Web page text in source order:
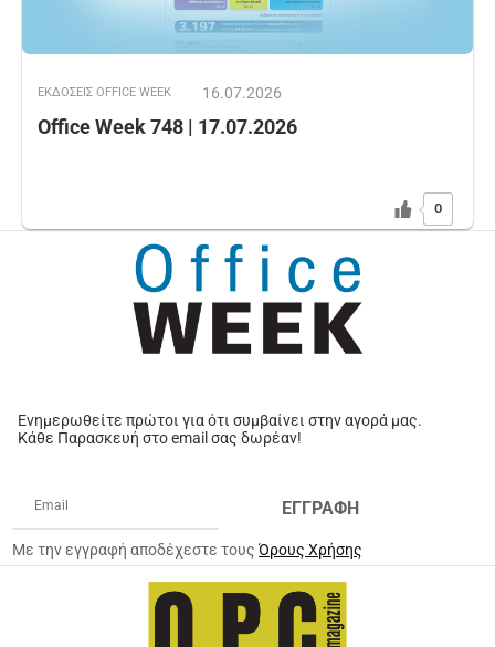
ΕΚΔOΣΕΙΣ OFFICE WEEK 16.07.2026
Office Week 748 | 17.07.2026
0
Ενημερωθείτε πρώτοι για ότι συμβαίνει στην αγορά μας.
Κάθε Παρασκευή στο email σας δωρέαν!
ΕΓΓΡΑΦΗ
Με την εγγραφή αποδέχεστε τουςΌρους Χρήσης